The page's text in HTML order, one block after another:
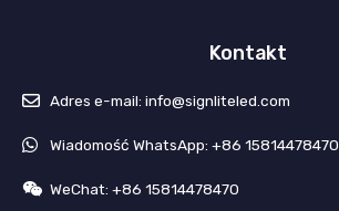
Kontakt
Adres e-mail: info@signliteled.com
Wiadomość WhatsApp: +86 15814478470
WeChat: +86 15814478470